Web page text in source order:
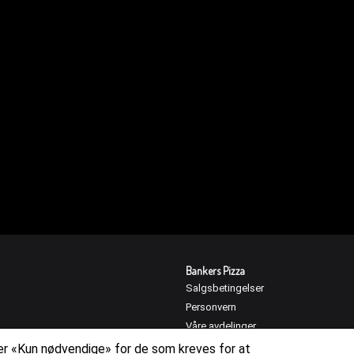
«Kun nødvendige» for de som kreves for at
Bankers Pizza
Salgsbetingelser
Personvern
Våre avdelinger
Studentpizza